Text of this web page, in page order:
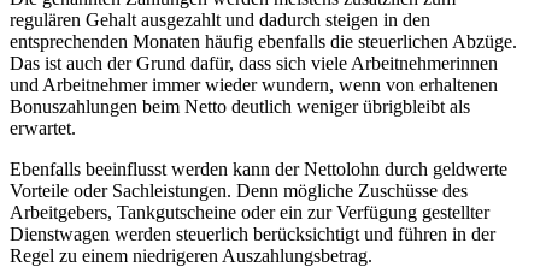
regulären Gehalt ausgezahlt und dadurch steigen in den
entsprechenden Monaten häufig ebenfalls die steuerlichen Abzüge.
Das ist auch der Grund dafür, dass sich viele Arbeitnehmerinnen
und Arbeitnehmer immer wieder wundern, wenn von erhaltenen
Bonuszahlungen beim Netto deutlich weniger übrigbleibt als
erwartet.
Ebenfalls beeinflusst werden kann der Nettolohn durch geldwerte
Vorteile oder Sachleistungen. Denn mögliche Zuschüsse des
Arbeitgebers, Tankgutscheine oder ein zur Verfügung gestellter
Dienstwagen werden steuerlich berücksichtigt und führen in der
Regel zu einem niedrigeren Auszahlungsbetrag.